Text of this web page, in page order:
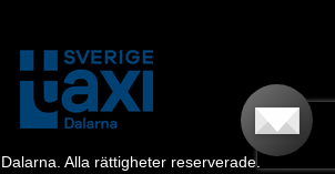
Alla rättigheter reserverade.